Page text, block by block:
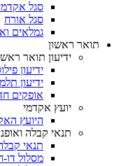
סגל
סגל אורח
גמלאים
תואר ראשון
ידיעון תואר
ידיעון
ידיעון
אופקים
יועץ אקדמי
היועץ
תנאי קבלה
תנאי
מסלול דו-